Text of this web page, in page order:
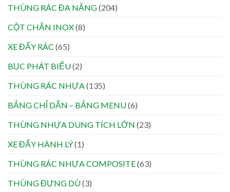
THÙNG RÁC ĐA NĂNG(204)
CỘT CHẮN INOX(8)
XE ĐẨY RÁC (65)
BỤC PHÁT BIỂU(2)
THÙNG RÁC NHỰA (135)
BẢNG CHỈ DẪN – BẢNG MENU(6)
THÙNG NHỰA DUNG TÍCH LỚN (23)
XE ĐẨY HÀNH LÝ(1)
THÙNG RÁC NHỰA COMPOSITE(63)
THÙNG ĐỰNG DÙ(3)